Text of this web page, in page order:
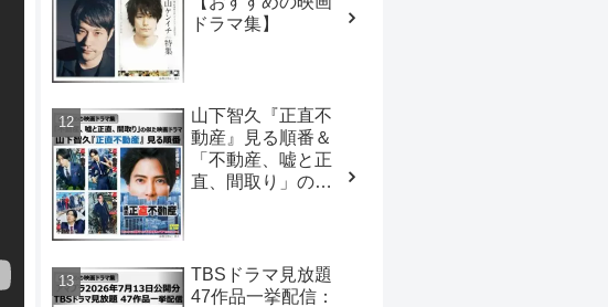
ドラマ集】
山下智久『正直不
動産』見る順番＆
「不動産、嘘と正
直、間取り」の似
TBSドラマ見放題
47作品一挙配信：